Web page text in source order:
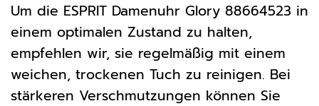
Um die ESPRIT Damenuhr Glory 88664523 in
einem optimalen Zustand zu halten,
empfehlen wir, sie regelmäßig mit einem
weichen, trockenen Tuch zu reinigen. Bei
stärkeren Verschmutzungen können Sie